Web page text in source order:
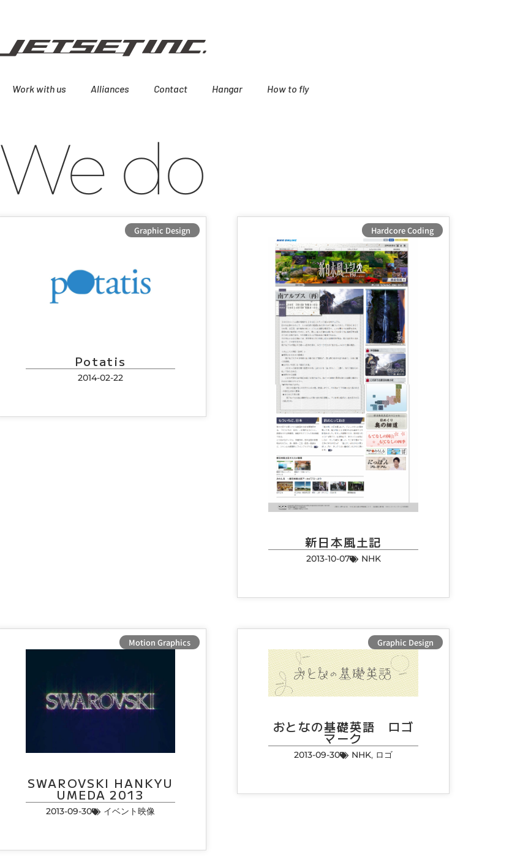
Work with us Alliances Contact Hangar How to fly
We do
Graphic Design
Potatis
2014-02-22
Hardcore Coding
新日本風土記
2013-10-07 NHK
Motion Graphics
SWAROVSKI HANKYU
UMEDA 2013
2013-09-30 イベント映像
Graphic Design
おとなの基礎英語 ロゴ
マーク
2013-09-30 NHK, ロゴ